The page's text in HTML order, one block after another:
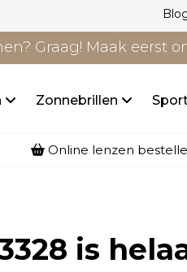
Graag! Maak eerst
Zonnebrillen
Online lenzen
is